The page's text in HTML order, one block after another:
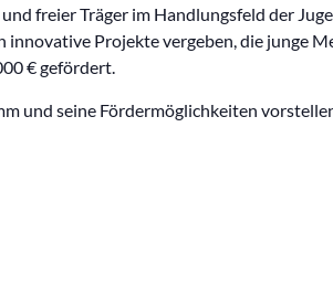
freier Träger im Handlungsfeld der
Projekte vergeben, die junge
€ gefördert.
und seine Fördermöglichkeiten